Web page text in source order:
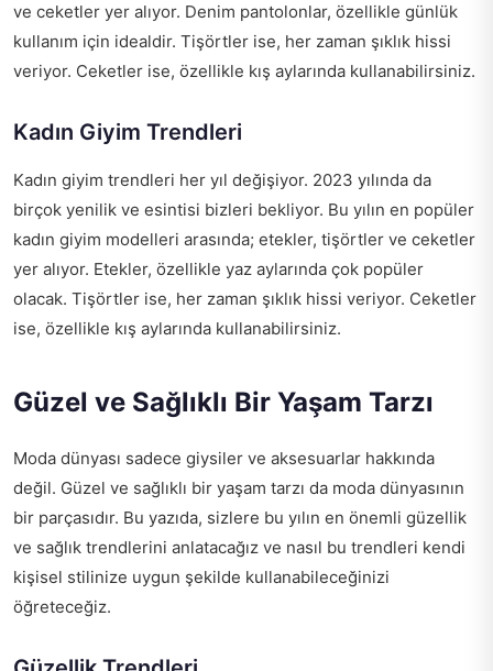
ve ceketler yer alıyor. Denim pantolonlar, özellikle günlük
kullanım için idealdir. Tişörtler ise, her zaman şıklık hissi
veriyor. Ceketler ise, özellikle kış aylarında kullanabilirsiniz.
Kadın Giyim Trendleri
Kadın giyim trendleri her yıl değişiyor. 2023 yılında da
birçok yenilik ve esintisi bizleri bekliyor. Bu yılın en popüler
kadın giyim modelleri arasında; etekler, tişörtler ve ceketler
yer alıyor. Etekler, özellikle yaz aylarında çok popüler
olacak. Tişörtler ise, her zaman şıklık hissi veriyor. Ceketler
ise, özellikle kış aylarında kullanabilirsiniz.
Güzel ve Sağlıklı Bir Yaşam Tarzı
Moda dünyası sadece giysiler ve aksesuarlar hakkında
değil. Güzel ve sağlıklı bir yaşam tarzı da moda dünyasının
bir parçasıdır. Bu yazıda, sizlere bu yılın en önemli güzellik
ve sağlık trendlerini anlatacağız ve nasıl bu trendleri kendi
kişisel stilinize uygun şekilde kullanabileceğinizi
öğreteceğiz.